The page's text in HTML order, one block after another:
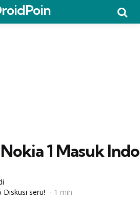
1 Masuk
Diskusi seru! 1 min